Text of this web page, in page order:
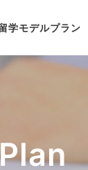
学モデルプラン